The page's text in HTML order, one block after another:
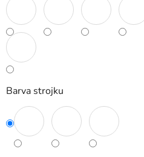
Barva strojku